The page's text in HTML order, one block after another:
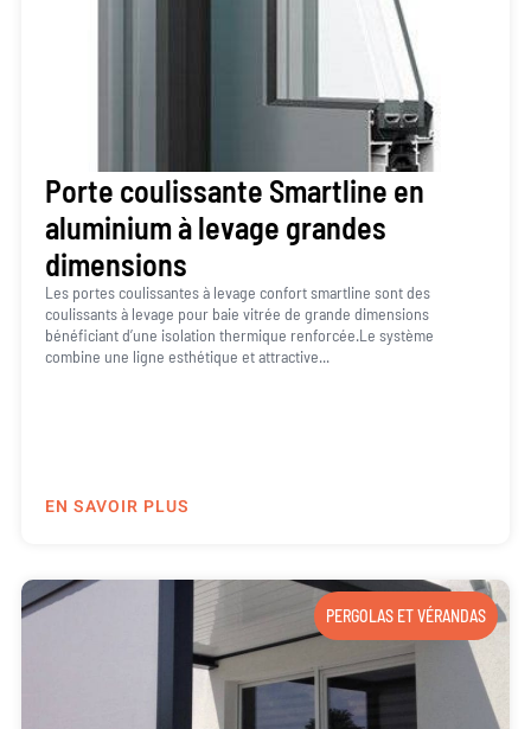
Porte coulissante Smartline en
aluminium à levage grandes
dimensions
Les portes coulissantes à levage confort smartline sont des
coulissants à levage pour baie vitrée de grande dimensions
bénéficiant d’une isolation thermique renforcée.Le système
combine une ligne esthétique et attractive...
EN SAVOIR PLUS
PERGOLAS ET VÉRANDAS